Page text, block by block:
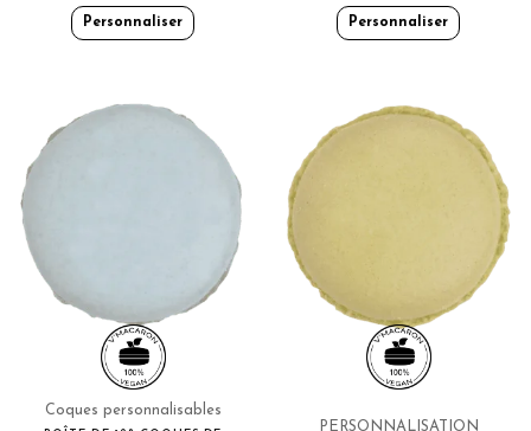
Personnaliser Personnaliser
Coques personnalisables
PERSONNALISATION